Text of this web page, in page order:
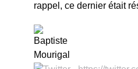
rappel, ce dernier était